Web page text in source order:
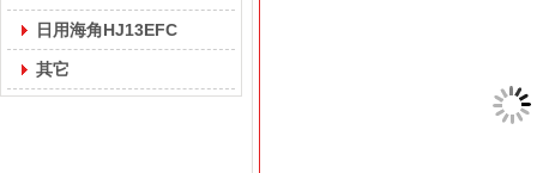
日用海角HJ13EFC
其它